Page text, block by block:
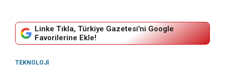
Linke Tıkla, Türkiye Gazetesi'ni Google
Favorilerine Ekle!
TEKNOLOJI